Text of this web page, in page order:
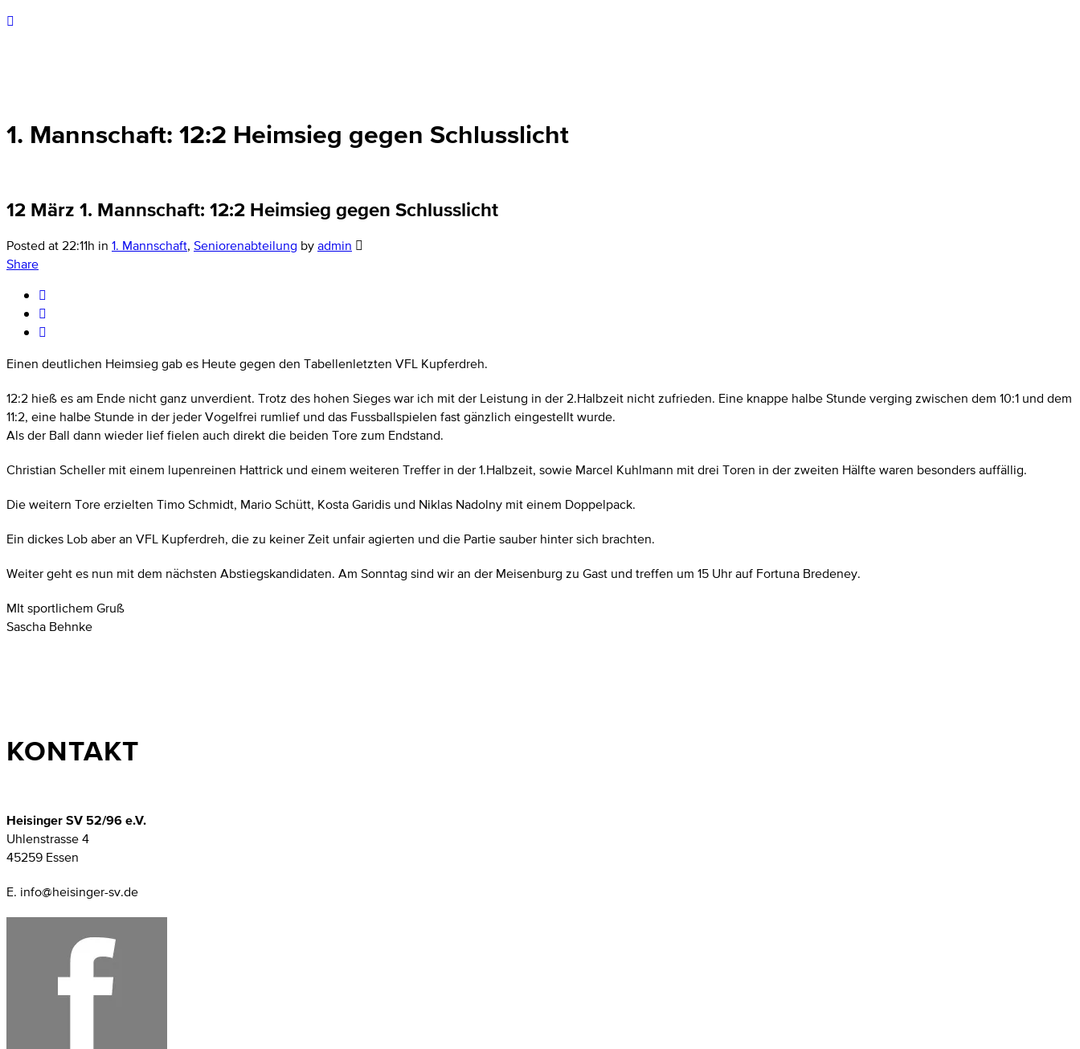
1. Mannschaft: 12:2 Heimsieg gegen Schlusslicht
12 März 1. Mannschaft: 12:2 Heimsieg gegen Schlusslicht
Posted at 22:11h in 1. Mannschaft, Seniorenabteilung byadmin
Share
Einen deutlichen Heimsieg gab es Heute gegen den Tabellenletzten VFL Kupferdreh.
12:2 hieß es am Ende nicht ganz unverdient. Trotz des hohen Sieges war ich mit der Leistung in der 2.Halbzeit nicht zufrieden. Eine knappe halbe Stunde verging zwischen dem 10:1 und dem
11:2, eine halbe Stunde in der jeder Vogelfrei rumlief und das Fussballspielen fast gänzlich eingestellt wurde.
Als der Ball dann wieder lief fielen auch direkt die beiden Tore zum Endstand.
Christian Scheller mit einem lupenreinen Hattrick und einem weiteren Treffer in der 1.Halbzeit, sowie Marcel Kuhlmann mit drei Toren in der zweiten Hälfte waren besonders auffällig.
Die weitern Tore erzielten Timo Schmidt, Mario Schütt, Kosta Garidis und Niklas Nadolny mit einem Doppelpack.
Ein dickes Lob aber an VFL Kupferdreh, die zu keiner Zeit unfair agierten und die Partie sauber hinter sich brachten.
Weiter geht es nun mit dem nächsten Abstiegskandidaten. Am Sonntag sind wir an der Meisenburg zu Gast und treffen um 15 Uhr auf Fortuna Bredeney.
MIt sportlichem Gruß
Sascha Behnke
KONTAKT
Heisinger SV 52/96 e.V.
Uhlenstrasse 4
45259 Essen
E. info@heisinger-sv.de